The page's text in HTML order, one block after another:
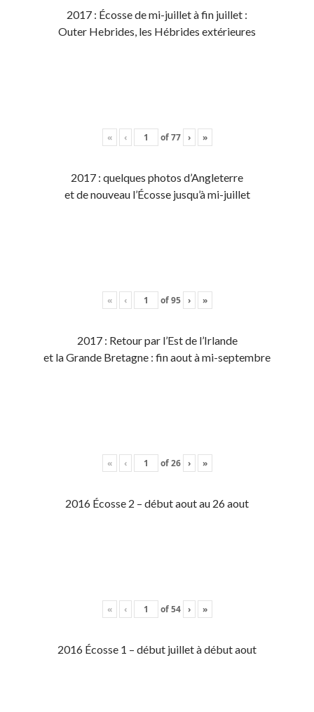
2017 : Écosse de mi-juillet à fin juillet :
Outer Hebrides, les Hébrides extérieures
« ‹ of77 › »
2017 : quelques photos d’Angleterre
et de nouveau l’Écosse jusqu’à mi-juillet
« ‹ of95 › »
2017 : Retour par l’Est de l’Irlande
et la Grande Bretagne : fin aout à mi-septembre
« ‹ of26 › »
2016 Écosse 2 – début aout au 26 aout
« ‹ of54 › »
2016 Écosse 1 – début juillet à début aout